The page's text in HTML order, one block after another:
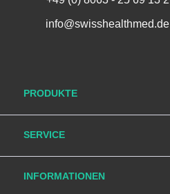
info@swisshealthmed.de
PRODUKTE
SERVICE
INFORMATIONEN